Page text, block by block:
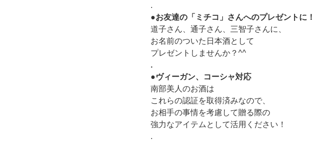
.
●お友達の「ミチコ」さんへのプレゼントに！
道子さん、通子さん、三智子さんに、
お名前のついた日本酒として
プレゼントしませんか？^^
.
●ヴィーガン、コーシャ対応
南部美人のお酒は
これらの認証を取得済みなので、
お相手の事情を考慮して贈る際の
強力なアイテムとして活用ください！
.